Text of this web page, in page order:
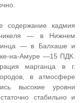
содержание кадмия
— в Нижнем
— в Балхаше и
на-Амуре —15 ПДК.
марганца в г.
в атмосфере
высокие уровни
стабильно и